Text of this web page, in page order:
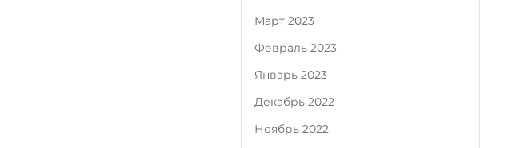
Март 2023
Февраль 2023
Январь 2023
Декабрь 2022
Ноябрь 2022